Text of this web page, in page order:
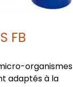
FB
organismes
adaptés à la